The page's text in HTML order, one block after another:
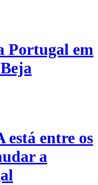
Portugal em
entre os
a